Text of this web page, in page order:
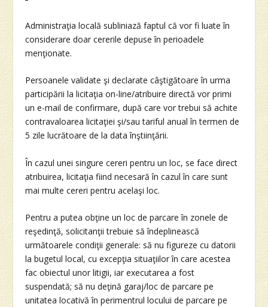
Administraţia locală subliniază faptul că vor fi luate în
considerare doar cererile depuse în perioadele
menţionate.
Persoanele validate şi declarate câştigătoare în urma
participării la licitaţia on-line/atribuire directă vor primi
un e-mail de confirmare, după care vor trebui să achite
contravaloarea licitaţiei şi/sau tariful anual în termen de
5 zile lucrătoare de la data înştiinţării.
În cazul unei singure cereri pentru un loc, se face direct
atribuirea, licitaţia fiind necesară în cazul în care sunt
mai multe cereri pentru acelaşi loc.
Pentru a putea obţine un loc de parcare în zonele de
reşedinţă, solicitanţii trebuie să îndeplinească
următoarele condiţii generale: să nu figureze cu datorii
la bugetul local, cu excepţia situaţiilor în care acestea
fac obiectul unor litigii, iar executarea a fost
suspendată; să nu deţină garaj/loc de parcare pe
unitatea locativă în perimentrul locului de parcare pe